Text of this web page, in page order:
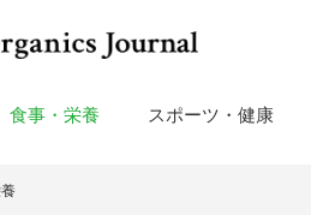
食事・栄養 スポーツ・健康